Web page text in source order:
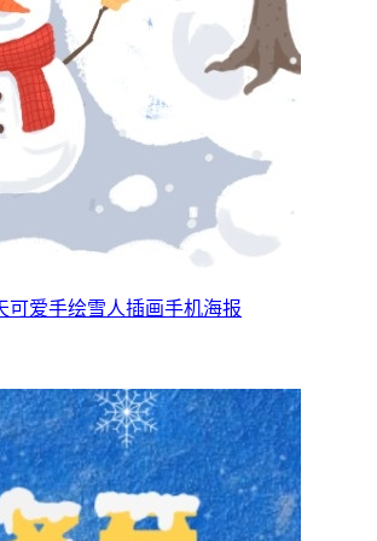
可爱手绘雪人插画手机海报